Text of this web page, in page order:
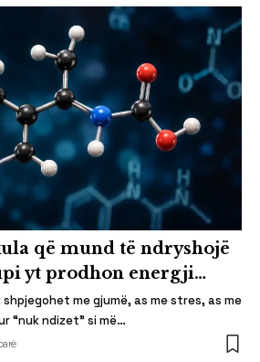
që mund të ndryshojë
yt prodhon energji…
me gjumë, as me stres, as me
“nuk ndizet” si më…